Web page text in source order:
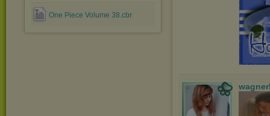
One Piece Volume 38.cbr